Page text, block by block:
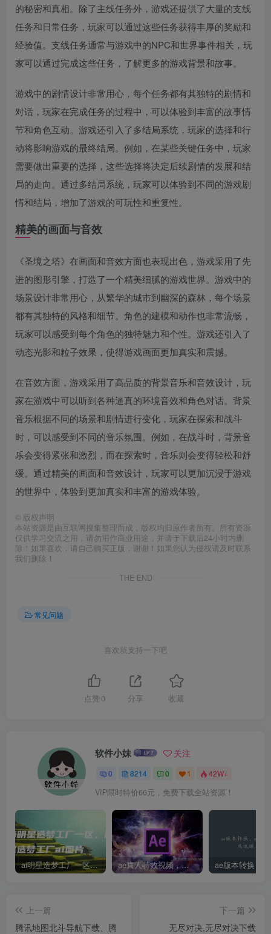
的秘密和真相。除了主线任务外，游戏还提供了大量的支线
任务和日常任务，玩家可以通过这些任务获得丰厚的奖励和
经验值。支线任务通常与游戏中的NPC和世界事件相关，玩
家可以通过完成这些任务，了解更多的游戏背景和故事。
游戏中的剧情设计非常用心，每个任务都有其独特的剧情和
对话，玩家在完成任务的过程中，可以体验到丰富的故事情
节和角色互动。游戏还引入了多结局系统，玩家的选择和行
动将影响游戏的最终结局。例如，在某些关键任务中，玩家
需要做出重要的选择，这些选择将决定后续剧情的发展和结
局的走向。通过多结局系统，玩家可以体验到不同的游戏剧
情和结局，增加了游戏的可玩性和重复性。
精美的画面与音效
《圣境之塔》在画面和音效方面也表现出色，游戏采用了先
进的图形引擎，打造了一个精美细腻的游戏世界。游戏中的
场景设计非常用心，从繁华的城市到幽深的森林，每个场景
都有其独特的风格和细节。角色的建模和动作也非常流畅，
玩家可以感受到每个角色的独特魅力和个性。游戏还引入了
动态光影和粒子效果，使得游戏画面更加真实和震撼。
在音效方面，游戏采用了高品质的背景音乐和音效设计，玩
家在游戏中可以听到各种逼真的环境音效和角色对话。背景
音乐根据不同的场景和剧情进行变化，玩家在探索和战斗
时，可以感受到不同的音乐氛围。例如，在战斗时，背景音
乐会变得紧张和激烈，而在探索时，音乐则会变得轻松和舒
缓。通过精美的画面和音效设计，玩家可以更加沉浸于游戏
的世界中，体验到更加真实和丰富的游戏体验。
© 版权声明
本站资源是由互联网搜集整理而成，版权均归原作者所有。所有资源
仅供学习交流之用，请勿用作商业用途，并请于下载后24小时内删
除！如果喜欢，请自己购买正版，谢谢！如果您认为侵权请及时联系
我们删除！
THE END
常见问题
喜欢就支持一下吧
点赞 0 分享 收藏
软件小妹 关注
0 8214 0 1 42W+
VIP限时特价66元，免费下载全站资源！
ai明星造梦工厂一区，明星造梦工厂ai图片 ae真人特效视频，大学生第一次做ppt怎么做
上一篇
腾讯地图北斗导航下载、腾
下一篇
无尽对决,无尽对决下载